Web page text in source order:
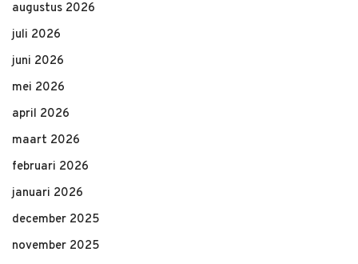
augustus 2026
juli 2026
juni 2026
mei 2026
april 2026
maart 2026
februari 2026
januari 2026
december 2025
november 2025